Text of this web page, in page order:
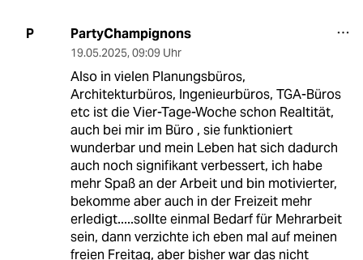
P PartyChampignons
19.05.2025, 09:09 Uhr
Also in vielen Planungsbüros,
Architekturbüros, Ingenieurbüros, TGA-Büros
etc ist die Vier-Tage-Woche schon Realtität,
auch bei mir im Büro , sie funktioniert
wunderbar und mein Leben hat sich dadurch
auch noch signifikant verbessert, ich habe
mehr Spaß an der Arbeit und bin motivierter,
bekomme aber auch in der Freizeit mehr
erledigt.....sollte einmal Bedarf für Mehrarbeit
sein, dann verzichte ich eben mal auf meinen
freien Freitag, aber bisher war das nicht